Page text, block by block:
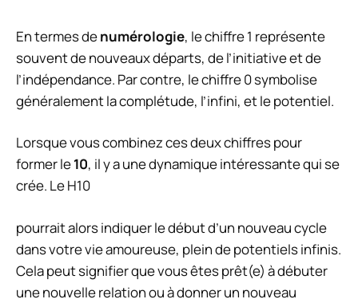
En termes denumérologie, le chiffre 1 représente
souvent de nouveaux départs, de l’initiative et de
l’indépendance. Par contre, le chiffre 0 symbolise
généralement la complétude, l’infini, et le potentiel.
Lorsque vous combinez ces deux chiffres pour
former le10, il y a une dynamique intéressante qui se
crée. Le H10
pourrait alors indiquer le début d’un nouveau cycle
dans votre vie amoureuse, plein de potentiels infinis.
Cela peut signifier que vous êtes prêt(e) à débuter
une nouvelle relation ou à donner un nouveau